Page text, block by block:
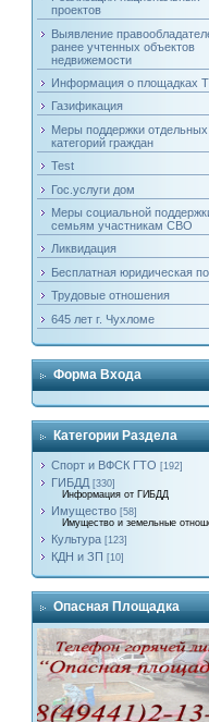
проектов
Выявление
ранее учтенных объектов
недвижемости
Информация о площадках
Газификация
Меры поддержки отдельных
категорий граждан
Test
Гос.услуги дом
Меры социальной
семьям участникам СВО
Ликвидация
Бесплатная юридическая
Трудовые отношения
645 лет г. Чухломе
Форма Входа
Категории Раздела
Спорт и ВФСК ГТО [192]
ГИБДД [330]
Информация от ГИБДД
Имущество [58]
Имущество и земельные
Культура [123]
КДН и ЗП [10]
Опасная Площадка